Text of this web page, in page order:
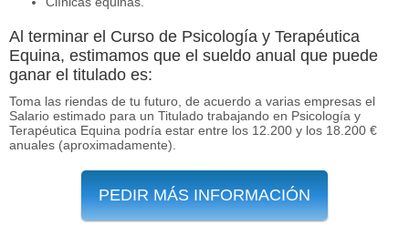
Al terminar el Curso de Psicología y Terapéutica
Equina, estimamos que el sueldo anual que puede
ganar el titulado es:
Toma las riendas de tu futuro, de acuerdo a varias empresas el
Salario estimado para un Titulado trabajando en Psicología y
Terapéutica Equina podría estar entre los 12.200 y los 18.200 €
anuales (aproximadamente).
PEDIR MÁS INFORMACIÓN